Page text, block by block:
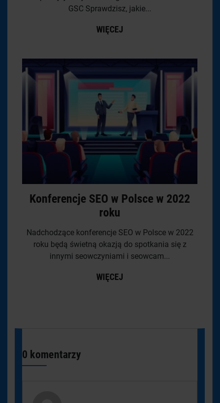
GSC Sprawdzisz, jakie...
WIĘCEJ
Konferencje SEO w Polsce w 2022
roku
Nadchodzące konferencje SEO w Polsce w 2022
roku będą świetną okazją do spotkania się z
innymi seowczyniami i seowcam...
WIĘCEJ
0 komentarzy